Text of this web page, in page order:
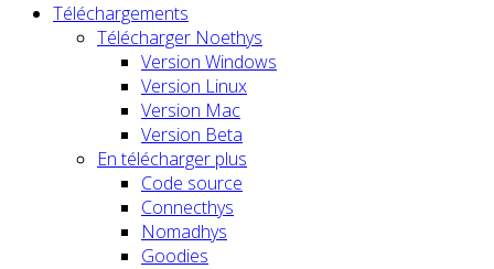
Téléchargements
Télécharger Noethys
Version Windows
Version Linux
Version Mac
Version Beta
En télécharger plus
Code source
Connecthys
Nomadhys
Goodies